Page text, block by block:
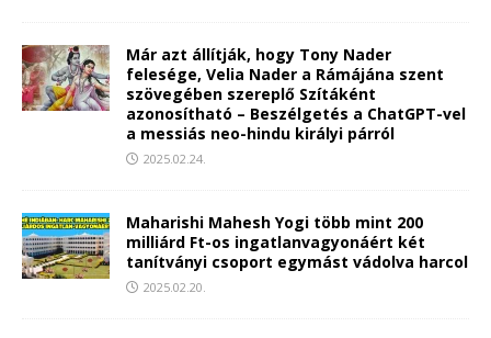
Már azt állítják, hogy Tony Nader
felesége, Velia Nader a Rámájána szent
szövegében szereplő Szítáként
azonosítható – Beszélgetés a ChatGPT-vel
a messiás neo-hindu királyi párról
2025.02.24.
Maharishi Mahesh Yogi több mint 200
milliárd Ft-os ingatlanvagyonáért két
tanítványi csoport egymást vádolva harcol
2025.02.20.